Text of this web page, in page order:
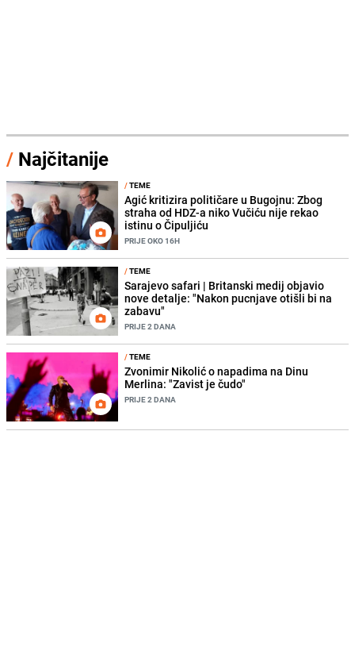
/ Najčitanije
/TEME
Agić kritizira političare u Bugojnu: Zbog
straha od HDZ-a niko Vučiću nije rekao
istinu o Čipuljiću
PRIJE OKO 16H
/TEME
Sarajevo safari | Britanski medij objavio
nove detalje: "Nakon pucnjave otišli bi na
zabavu"
PRIJE 2 DANA
/TEME
Zvonimir Nikolić o napadima na Dinu
Merlina: "Zavist je čudo"
PRIJE 2 DANA